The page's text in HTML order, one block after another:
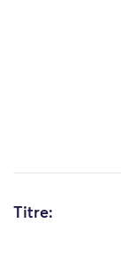
Titre: